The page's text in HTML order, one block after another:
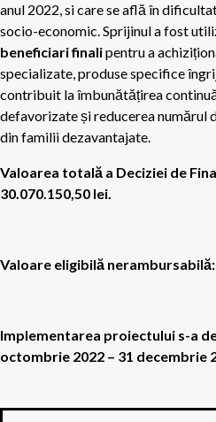
anul 2022, si care se află în
socio-economic. Sprijinul a fost
beneficiari finalipentru a
specializate, produse specifice
contribuit la îmbunătățirea
defavorizate și reducerea numărul
din familii dezavantajate.
Valoarea totală a Deciziei de
30.070.150,50 lei.
Valoare eligibilă nerambursabilă:
Implementarea proiectului s-a
octombrie 2022 – 31 decembrie